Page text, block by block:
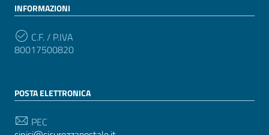
INFORMAZIONI
C.F. / P.IVA
80017500820
POSTA ELETTRONICA
PEC